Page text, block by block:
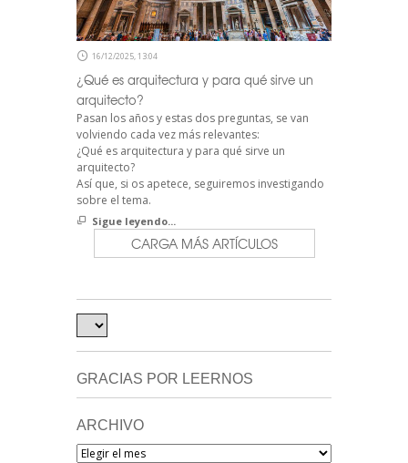
16/12/2025, 13:04
¿Qué es arquitectura y para qué sirve un
arquitecto?
Pasan los años y estas dos preguntas, se van
volviendo cada vez más relevantes:
¿Qué es arquitectura y para qué sirve un
arquitecto?
Así que, si os apetece, seguiremos investigando
sobre el tema.
Sigue leyendo...
CARGA MÁS ARTÍCULOS
GRACIAS POR LEERNOS
ARCHIVO
Archivo